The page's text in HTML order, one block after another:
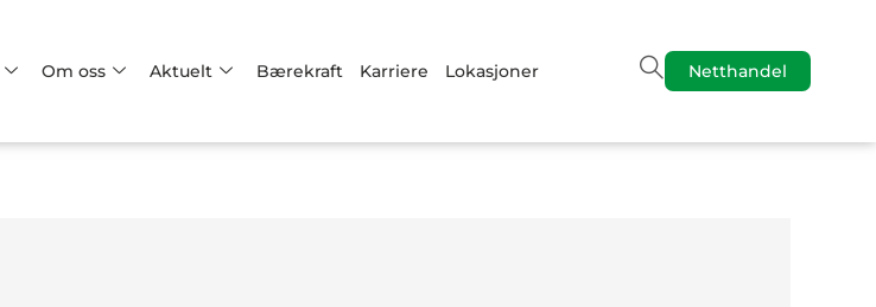
Om oss Aktuelt Bærekraft Karriere Lokasjoner Netthandel